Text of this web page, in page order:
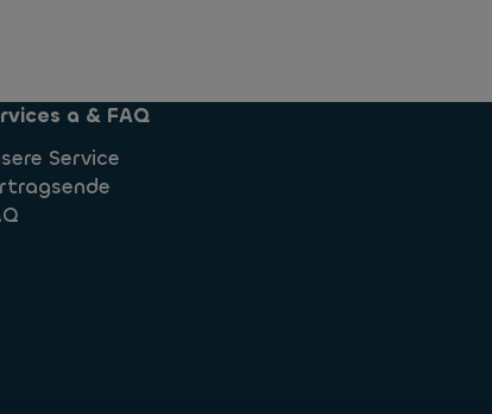
a & FAQ
Service